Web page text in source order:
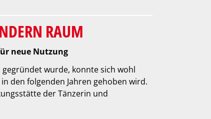
RAUM
neue Nutzung
gegründet wurde, konnte sich wohl
den folgenden Jahren gehoben wird.
der Tänzerin und